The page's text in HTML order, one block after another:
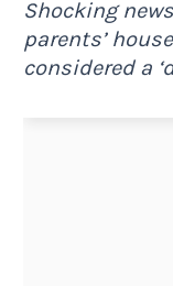
Shocking
parents’
considered a